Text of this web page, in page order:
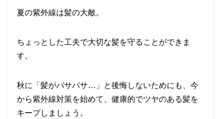
夏の紫外線は髪の大敵。
ちょっとした工夫で大切な髪を守ることができま
す。
秋に「髪がパサパサ…」と後悔しないためにも、今
から紫外線対策を始めて、健康的でツヤのある髪を
キープしましょう。